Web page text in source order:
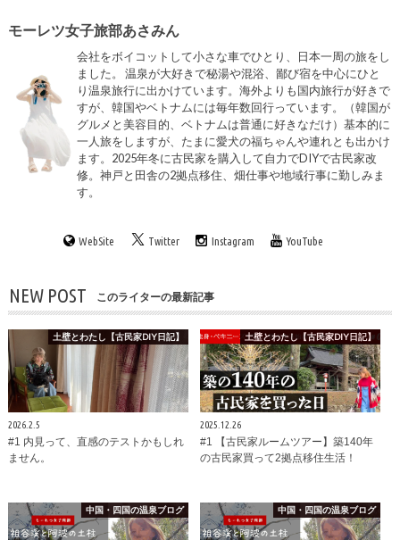
モーレツ女子旅部あさみん
会社をボイコットして小さな車でひとり、日本一周の旅をし
ました。 温泉が大好きで秘湯や混浴、鄙び宿を中心にひと
り温泉旅行に出かけています。海外よりも国内旅行が好きで
すが、韓国やベトナムには毎年数回行っています。（韓国が
グルメと美容目的、ベトナムは普通に好きなだけ）基本的に
一人旅をしますが、たまに愛犬の福ちゃんや連れとも出かけ
ます。2025年冬に古民家を購入して自力でDIYで古民家改
修。神戸と田舎の2拠点移住、畑仕事や地域行事に勤しみま
す。
WebSite Twitter Instagram YouTube
NEW POST このライターの最新記事
土壁とわたし【古民家DIY日記】
2026.2.5
#1 内見って、直感のテストかもしれ
ません。
土壁とわたし【古民家DIY日記】
2025.12.26
#1 【古民家ルームツアー】築140年
の古民家買って2拠点移住生活！
中国・四国の温泉ブログ 中国・四国の温泉ブログ